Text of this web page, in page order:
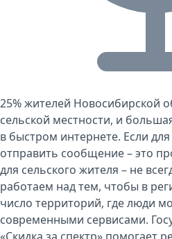
25% жителей Новосибирской
сельской местности, и
в быстром интернете. Если
отправить сообщение – это
для сельского жителя – не
работаем над тем, чтобы в
число территорий, где люди
современными сервисами.